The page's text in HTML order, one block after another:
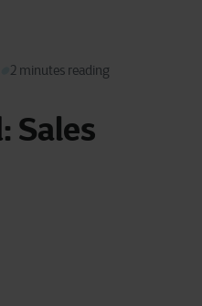
2 minutes reading
Sales